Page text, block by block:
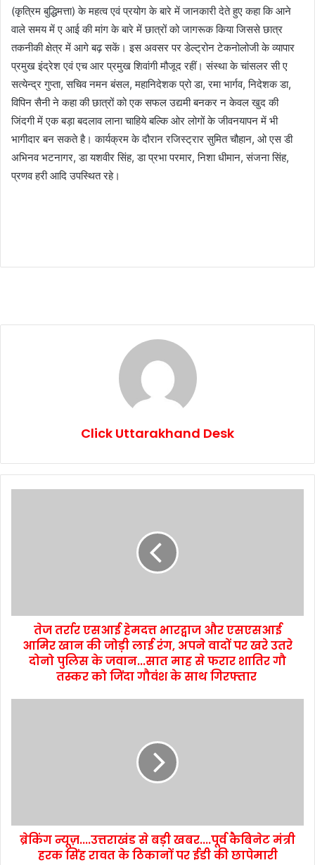
(कृत्रिम बुद्धिमत्ता) के महत्व एवं प्रयोग के बारे में जानकारी देते हुए कहा कि आने
वाले समय में ए आई की मांग के बारे में छात्रों को जागरूक किया जिससे छात्र
तकनीकी क्षेत्र में आगे बढ़ सकें। इस अवसर पर डेल्ट्रोन टेकनोलोजी के व्यापार
प्रमुख इंद्रेश एवं एच आर प्रमुख शिवांगी मौजूद रहीं। संस्था के चांसलर सी ए
सत्येन्द्र गुप्ता, सचिव नमन बंसल, महानिदेशक प्रो डा, रमा भार्गव, निदेशक डा,
विपिन सैनी ने कहा की छात्रों को एक सफल उद्यमी बनकर न केवल खुद की
जिंदगी में एक बड़ा बदलाव लाना चाहिये बल्कि ओर लोगों के जीवनयापन में भी
भागीदार बन सकते है। कार्यक्रम के दौरान रजिस्ट्रार सुमित चौहान, ओ एस डी
अभिनव भटनागर, डा यशवीर सिंह, डा प्रभा परमार, निशा धीमान, संजना सिंह,
प्रणव हरी आदि उपस्थित रहे।
Click Uttarakhand Desk
तेज तर्रार एसआई हेमदत्त भारद्वाज और एसएसआई
आमिर खान की जोड़ी लाई रंग, अपने वादों पर खरे उतरे
दोनो पुलिस के जवान...सात माह से फरार शातिर गौ
तस्कर को जिंदा गौवंश के साथ गिरफ्तार
ब्रेकिंग न्यूज़....उत्तराखंड से बड़ी खबर....पूर्व कैबिनेट मंत्री
हरक सिंह रावत के ठिकानों पर ईडी की छापेमारी